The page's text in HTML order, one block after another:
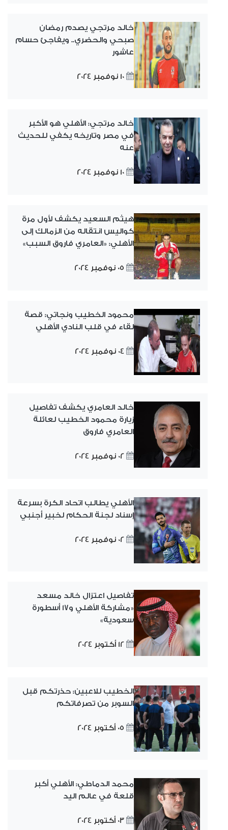
خالد مرتجي يصدم رمضان
صبحي والحضري.. ويفاجئ حسام
عاشور
10 نوفمبر 2024
خالد مرتجي: الأهلي هو الأكبر
في مصر وتاريخه يكفي للحديث
عنه
10 نوفمبر 2024
هيثم السعيد يكشف لأول مرة
كواليس انتقاله من الزمالك إلى
الأهلي: «العامري فاروق السبب»
05 نوفمبر 2024
محمود الخطيب ونجاتي: قصة
لقاء في قلب النادي الأهلي
04 نوفمبر 2024
خالد العامري يكشف تفاصيل
زيارة محمود الخطيب لعائلة
العامري فاروق
02 نوفمبر 2024
الأهلي يطالب اتحاد الكرة بسرعة
إسناد لجنة الحكام لخبير أجنبي
02 نوفمبر 2024
تفاصيل اعتزال خالد مسعد
«مشاركة الأهلي و17 أسطورة
سعودية»
12 أكتوبر 2024
الخطيب للاعبين: حذرتكم قبل
السوبر من تصرفاتكم
05 أكتوبر 2024
محمد الدماطي: الأهلي أكبر
قلعة في عالم اليد
03 أكتوبر 2024